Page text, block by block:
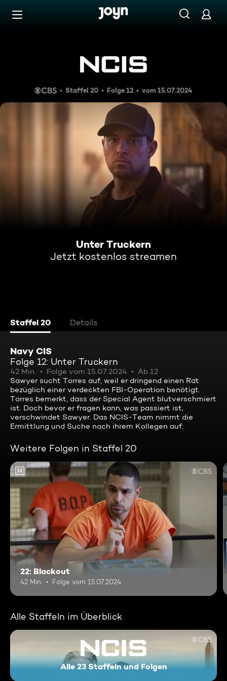
Zum Inhalt springen
Unter Truckern
Staffel 20 Folge 12 vom 15.07.2024
Unter Truckern
Jetzt kostenlos streamen
Staffel 20 Details
Navy CIS
Folge 12: Unter Truckern
42 Min. Folge vom 15.07.2024
Ab 12
Sawyer sucht Torres auf, weil er dringend einen Rat
bezüglich einer verdeckten FBI-Operation benötigt.
Torres bemerkt, dass der Special Agent blutverschmiert
ist. Doch bevor er fragen kann, was passiert ist,
verschwindet Sawyer. Das NCIS-Team nimmt die
Ermittlung und Suche nach ihrem Kollegen auf.
Weitere Folgen in Staffel 20
12
22: Blackout
42 Min. Folge vom 15.07.2024
Alle Staffeln im Überblick
Alle 23 Staffeln und Folgen